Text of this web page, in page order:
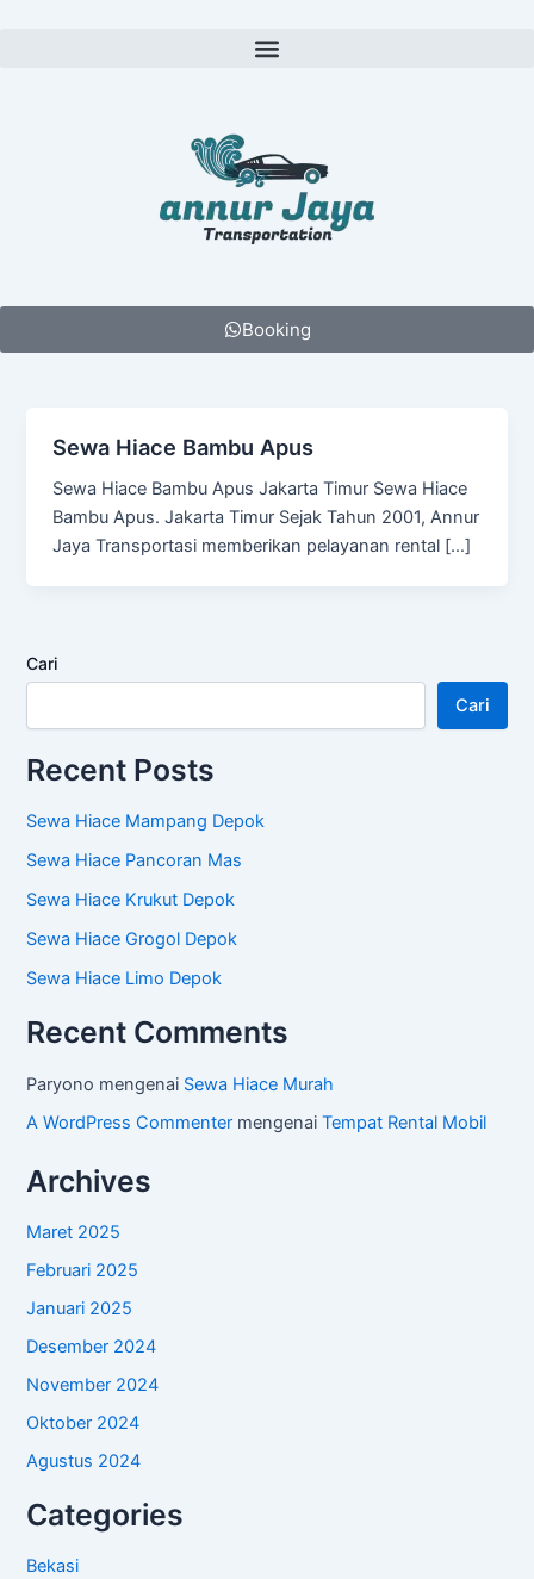
Menu
Booking
Sewa Hiace Bambu Apus
Sewa Hiace Bambu Apus Jakarta Timur Sewa Hiace
Bambu Apus. Jakarta Timur Sejak Tahun 2001, Annur
Jaya Transportasi memberikan pelayanan rental […]
Cari
Cari
Recent Posts
Sewa Hiace Mampang Depok
Sewa Hiace Pancoran Mas
Sewa Hiace Krukut Depok
Sewa Hiace Grogol Depok
Sewa Hiace Limo Depok
Recent Comments
Paryono mengenai Sewa Hiace Murah
A WordPress Commenter mengenaiTempat Rental Mobil
Archives
Maret 2025
Februari 2025
Januari 2025
Desember 2024
November 2024
Oktober 2024
Agustus 2024
Categories
Bekasi